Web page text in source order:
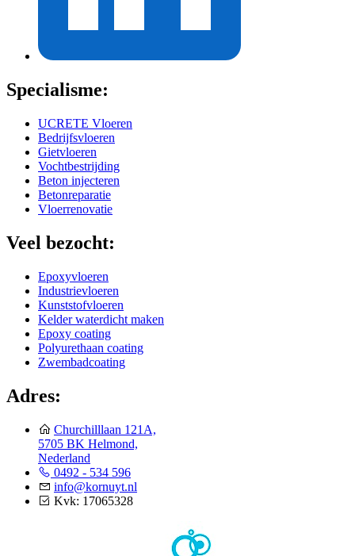
Specialisme:
UCRETE Vloeren
Bedrijfsvloeren
Gietvloeren
Vochtbestrijding
Beton injecteren
Betonreparatie
Vloerrenovatie
Veel bezocht:
Epoxyvloeren
Industrievloeren
Kunststofvloeren
Kelder waterdicht maken
Epoxy coating
Polyurethaan coating
Zwembadcoating
Adres:
Churchilllaan 121A,
5705 BK Helmond,
Nederland
0492 - 534 596
info@kornuyt.nl
Kvk: 17065328